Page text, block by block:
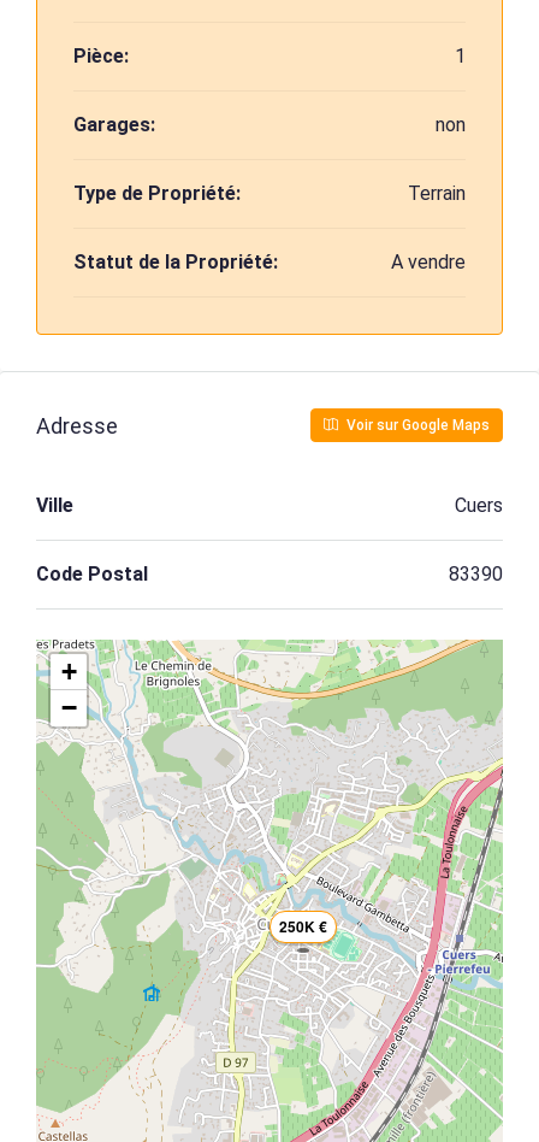
Pièce: 1
Garages: non
Type de Propriété: Terrain
Statut de la Propriété: A vendre
Adresse Voir sur Google Maps
Ville Cuers
Code Postal 83390
250K €
+
−